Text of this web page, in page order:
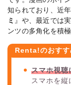
知られており、近
ミ 』や、最近では
ンツの多角化を積
Renta!のおすす
スマホ視聴
スマホを